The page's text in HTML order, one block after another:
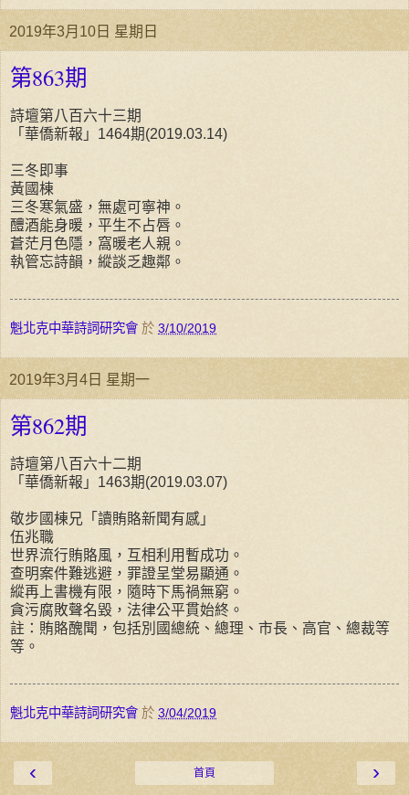
2019年3月10日 星期日
第863期
詩壇第八百六十三期
「華僑新報」1464期(2019.03.14)
三冬即事
黃國棟
三冬寒氣盛，無處可寧神。
醴酒能身暖，平生不占唇。
蒼茫月色隱，窩暖老人親。
執管忘詩韻，縱談乏趣鄰。
魁北克中華詩詞研究會 於 3/10/2019
2019年3月4日 星期一
第862期
詩壇第八百六十二期
「華僑新報」1463期(2019.03.07)
敬步國棟兄「讀賄賂新聞有感」
伍兆職
世界流行賄賂風，互相利用暫成功。
查明案件難逃避，罪證呈堂易顯通。
縱再上書機有限，隨時下馬禍無窮。
貪污腐敗聲名毀，法律公平貫始終。
註：賄賂醜聞，包括別國總統、總理、市長、高官、總裁等
等。
魁北克中華詩詞研究會 於 3/04/2019
‹ ›
首頁